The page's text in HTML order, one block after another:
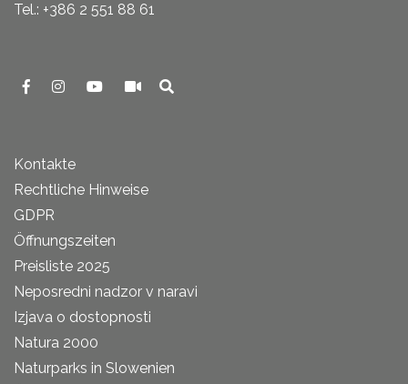
Tel.: +386 2 551 88 61
Kontakte
Rechtliche Hinweise
GDPR
Öffnungszeiten
Preisliste 2025
Neposredni nadzor v naravi
Izjava o dostopnosti
Natura 2000
Naturparks in Slowenien